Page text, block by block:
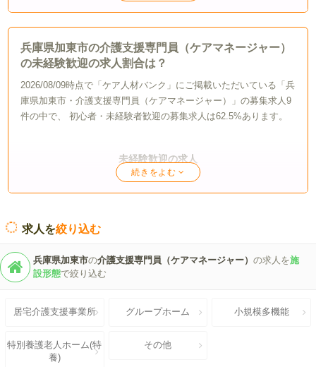
土日休みの求人を探す
年間休日110日以上の求人を探す
25%
兵庫県加東市の介護支援専門員（ケアマネージャー）
の未経験歓迎の求人割合は？
2026/08/09時点で「ケア人材バンク」にご掲載いただいている「兵
庫県加東市・介護支援専門員（ケアマネージャー）」の募集求人9
件の中で、 初心者・未経験者歓迎の募集求人は62.5%あります。
未経験歓迎の求人
求人を絞り込む
兵庫県加東市の介護支援専門員（ケアマネージャー）の求人を施
設形態で絞り込む
居宅介護支援事業所 グループホーム 小規模多機能
特別養護老人ホーム(特
養)
その他